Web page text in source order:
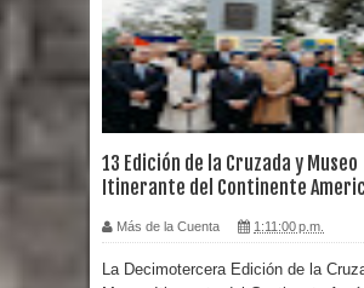
13 Edición de la Cruzada y Museo
Itinerante del Continente
Más de la Cuenta 1:11:00 p.m.
La Decimotercera Edición de la